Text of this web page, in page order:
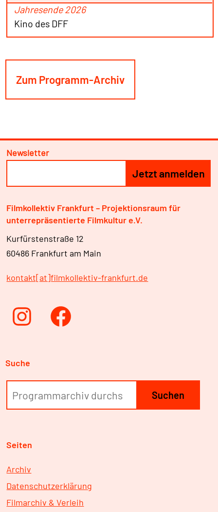
Jahresende 2026
Kino des DFF
Zum Programm-Archiv
Newsletter
Filmkollektiv Frankfurt – Projektionsraum für
unterrepräsentierte Filmkultur e.V.
Kurfürstenstraße 12
60486 Frankfurt am Main
kontakt[at]filmkollektiv-frankfurt.de
InstagramFacebook
Suche
Suchen
Seiten
Archiv
Datenschutzerklärung
Filmarchiv & Verleih